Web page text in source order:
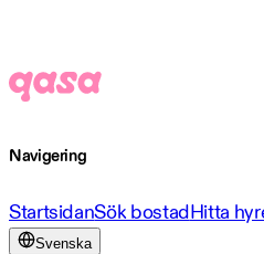
Navigering
StartsidanSök bostadHitta
Svenska